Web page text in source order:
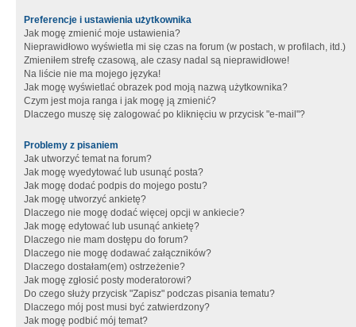
Preferencje i ustawienia użytkownika
Jak mogę zmienić moje ustawienia?
Nieprawidłowo wyświetla mi się czas na forum (w postach, w profilach, itd.)
Zmieniłem strefę czasową, ale czasy nadal są nieprawidłowe!
Na liście nie ma mojego języka!
Jak mogę wyświetlać obrazek pod moją nazwą użytkownika?
Czym jest moja ranga i jak mogę ją zmienić?
Dlaczego muszę się zalogować po kliknięciu w przycisk "e-mail"?
Problemy z pisaniem
Jak utworzyć temat na forum?
Jak mogę wyedytować lub usunąć posta?
Jak mogę dodać podpis do mojego postu?
Jak mogę utworzyć ankietę?
Dlaczego nie mogę dodać więcej opcji w ankiecie?
Jak mogę edytować lub usunąć ankietę?
Dlaczego nie mam dostępu do forum?
Dlaczego nie mogę dodawać załączników?
Dlaczego dostałam(em) ostrzeżenie?
Jak mogę zgłosić posty moderatorowi?
Do czego służy przycisk "Zapisz" podczas pisania tematu?
Dlaczego mój post musi być zatwierdzony?
Jak mogę podbić mój temat?